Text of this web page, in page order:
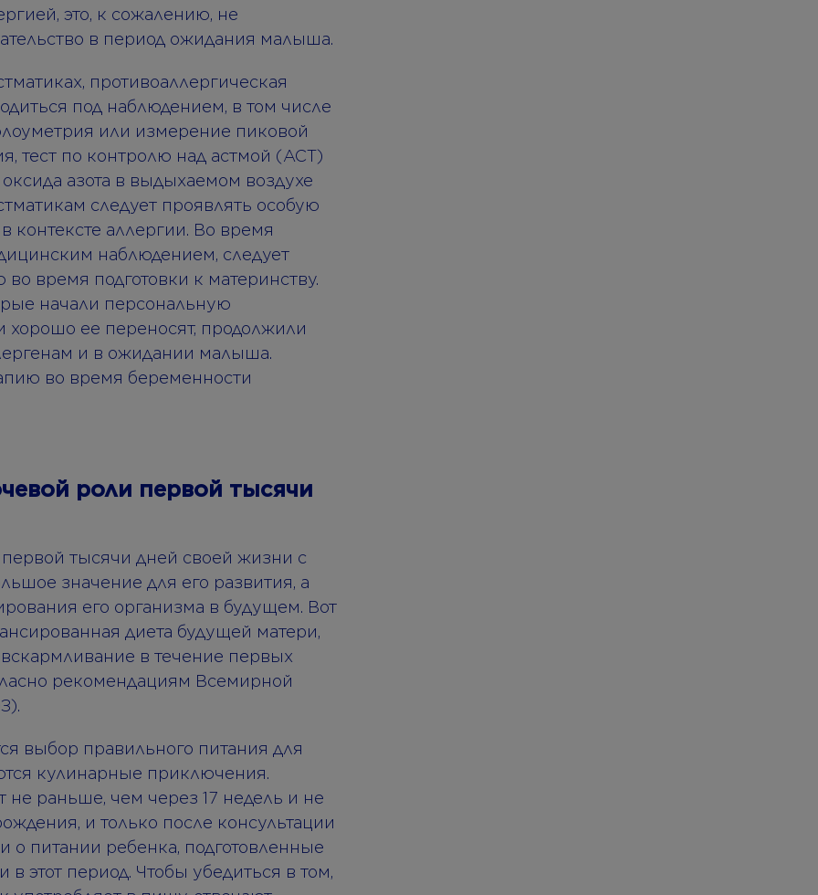
это, к сожалению, не
в период ожидания малыша.
противоаллергическая
под наблюдением, в том числе
или измерение пиковой
тест по контролю над астмой (ACT)
азота в выдыхаемом воздухе
следует проявлять особую
контексте аллергии. Во время
наблюдением, следует
время подготовки к материнству.
начали персональную
ее переносят, продолжили
и в ожидании малыша.
во время беременности
роли первой тысячи
первой тысячи дней своей жизни с
значение для его развития, а
его организма в будущем. Вот
диета будущей матери,
вскармливание в течение первых
рекомендациям Всемирной
выбор правильного питания для
кулинарные приключения.
раньше, чем через 17 недель и не
и только после консультации
питании ребенка, подготовленные
этот период. Чтобы убедиться в том,